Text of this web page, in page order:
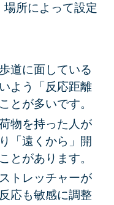
所によって設定
道に面している
よう「反応距離
とが多いです。
物を持った人が
「遠くから」開
とがあります。
トレッチャーが
応も敏感に調整